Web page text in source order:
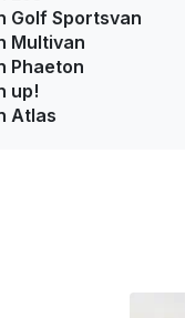
Golf Sportsvan
Multivan
Phaeton
up!
Atlas